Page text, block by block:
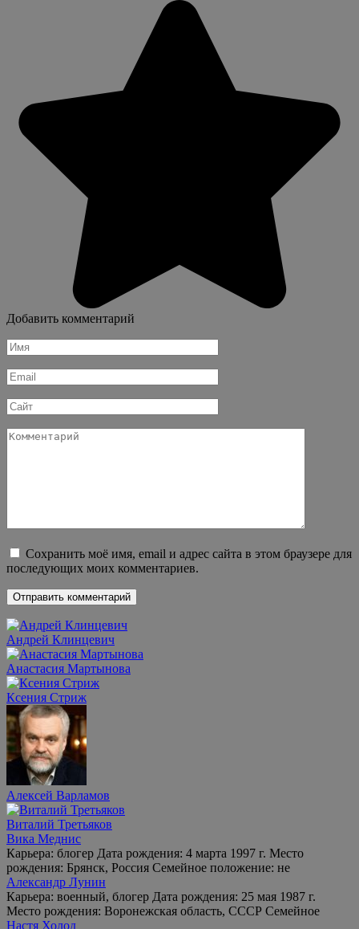
Добавить комментарий
Имя
*
Email
*
Сайт
Комментарий
Сохранить моё имя, email и адрес сайта в этом браузере для
последующих моих комментариев.
Андрей Клинцевич
Анастасия Мартынова
Ксения Стриж
Алексей Варламов
Виталий Третьяков
Вика Меднис
Карьера: блогер Дата рождения: 4 марта 1997 г. Место
рождения: Брянск, Россия Семейное положение: не
Александр Лунин
Карьера: военный, блогер Дата рождения: 25 мая 1987 г.
Место рождения: Воронежская область, СССР Семейное
Настя Холод